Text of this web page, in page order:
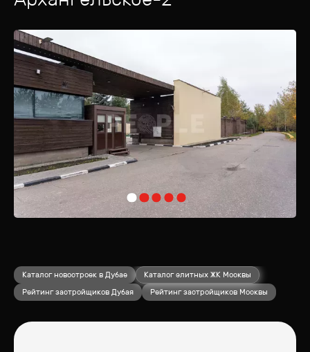
позволят без труда приобрести все нужные продукты и товары, не
Одной из главных особенностей Архангельского-2 является его
уникальное окружение. В пешей доступности расположен
живописный парк и музей-усадьба «Архангельское», где можно
насладиться прогулками и культурным досугом. А близость Москва-
реки добавляет еще больше шарма этому месту, предоставляя
возможности для активного отдыха на воде.
Архангельское-2 – это место, где комфорт и природа гармонично
сливаются, создавая идеальные условия для жизни.
Каталог новостроек в Дубае
Каталог элитных ЖК Москвы
Рейтинг застройщиков Дубая
Рейтинг застройщиков Москвы